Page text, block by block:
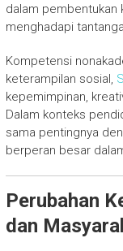
dalam pembentukan
menghadapi
Kompetensi
keterampilan sosial,
kepemimpinan,
Dalam konteks
sama pentingnya
berperan besar
Perubahan
dan